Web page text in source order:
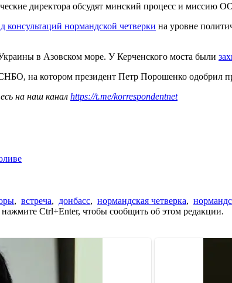
директора обсудят минский процесс и миссию
консультаций нормандской четверки на уровне
в Азовском море. У Керченского моста были
на котором президент Петр Порошенко одобрил
на наш канал https://t.me/korrespondentnet
, встреча, донбасс, нормандская четверка,
Ctrl+Enter, чтобы сообщить об этом редакции.